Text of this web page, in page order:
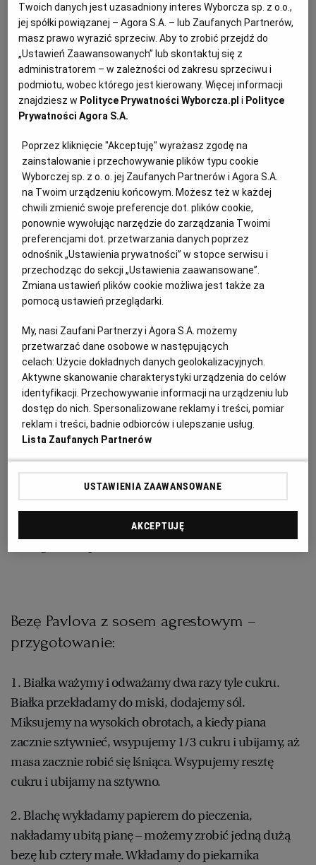
KUCHNIA HISZPAŃSKA
KUCHNIA NIEMIECKA
KALISZ
KATOWICE
KOSZALIN
KRAKÓW
LUBLIN
ŁÓDŹ
OLSZTYN
OPOLE
PŁOCK
RADOM
RYBNIK
SOSNOWIEC
TORUŃ
TRÓJMIASTO
WARSZAWA
KSIĄŻKI. MAGAZYN DO CZYTANIA
NASZA EUROPA
SŁÓWKA. MAGAZYN O JĘZYKU
ARCHIWUM
INNE SERWISY
GAZETA.PL
TOK FM
SPORT.PL
PUBLIO.PL
KULTURALNYSKLEP.PL
DZIECKO
ZDROWIE
POGODA
WIDEO
FORUM
Dla 4 osób
Przygotowanie: ok. 3 godzin
Beza Pavlova z sosem agrestowym –
składniki:
4 białka (120-140 g)
szczypta soli
500 g agrestu
1-2 łyżki miodu
2-4 łyżkisyropu z kwiatów bzu(możemy zastąpić
wodą różaną, pomarańczową lub w ogóle pominąć)
250 ml śmietanki kremówki
Bezę Pavlova z sosem agrestowym –
przygotowanie:
1. Białka ważymy i odważamy dwa razy tyle cukru.
Białka przekładamy do miski, dodajemy sól.
Miksujemy na wysokich obrotach, a kiedy piana
zacznie sztywnieć, wsypujemy 1/3 cukru i ubijamy, aż
masa zacznie robić się lśniąca. Wsypujemy resztę
cukru i ubijamy na sztywno.
2. Blachę wykładamy papierem do pieczenia,
nakładamy ubitą pianę – możemy zrobić jedną dużą
bezę lub cztery małe. Wkładamy do piekarnika
Twoich danych jest uzasadniony interes Wyborcza sp. z o.o.,
jej spółki powiązanej – Agora S.A. – lub Zaufanych Partnerów,
masz prawo wyrazić sprzeciw. Aby to zrobić przejdź do
„Ustawień Zaawansowanych” lub skontaktuj się z
administratorem – w zależności od zakresu sprzeciwu i
podmiotu, wobec którego jest kierowany. Więcej informacji
znajdziesz w Polityce Prywatności Wyborcza.pl i Polityce
Prywatności Agora S.A.
Poprzez kliknięcie "Akceptuję" wyrażasz zgodę na
zainstalowanie i przechowywanie plików typu cookie
Wyborczej sp. z o. o. jej Zaufanych Partnerów i Agora S.A.
na Twoim urządzeniu końcowym. Możesz też w każdej
chwili zmienić swoje preferencje dot. plików cookie,
ponownie wywołując narzędzie do zarządzania Twoimi
preferencjami dot. przetwarzania danych poprzez
odnośnik „Ustawienia prywatności” w stopce serwisu i
przechodząc do sekcji „Ustawienia zaawansowane”.
Zmiana ustawień plików cookie możliwa jest także za
pomocą ustawień przeglądarki.
My, nasi Zaufani Partnerzy i Agora S.A. możemy
przetwarzać dane osobowe w następujących
celach:Użycie dokładnych danych geolokalizacyjnych.
Aktywne skanowanie charakterystyki urządzenia do celów
identyfikacji. Przechowywanie informacji na urządzeniu lub
dostęp do nich. Spersonalizowane reklamy i treści, pomiar
reklam i treści, badnie odbiorców i ulepszanie usług.
Lista Zaufanych Partnerów
USTAWIENIA ZAAWANSOWANE
AKCEPTUJĘ